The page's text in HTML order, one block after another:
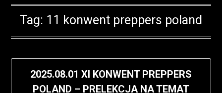
Tag: 11 konwent preppers poland
2025.08.01 XI KONWENT PREPPERS
POLAND – PRELEKCJA NA TEMAT